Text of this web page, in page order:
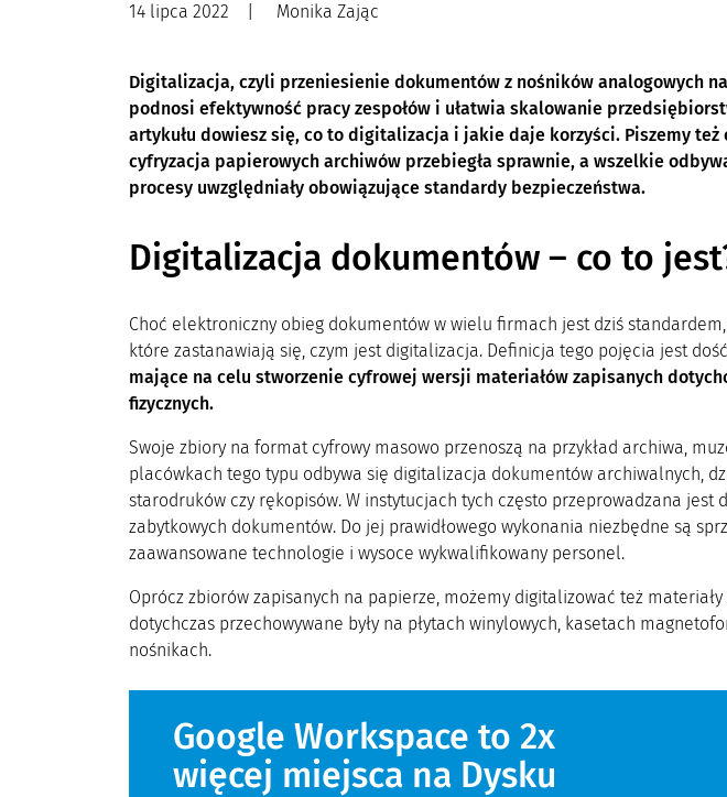
14 lipca 2022 Monika Zając
Digitalizacja, czyli przeniesienie dokumentów z nośników analogowych
podnosi efektywność pracy zespołów i ułatwia skalowanie
artykułu dowiesz się, co to digitalizacja i jakie daje korzyści. Piszemy też
cyfryzacja papierowych archiwów przebiegła sprawnie, a wszelkie
procesy uwzględniały obowiązujące standardy bezpieczeństwa.
Digitalizacja dokumentów – co to
Choć elektroniczny obieg dokumentów w wielu firmach jest dziś
które zastanawiają się, czym jest digitalizacja. Definicja tego pojęcia jest
mające na celu stworzenie cyfrowej wersji materiałów zapisanych
fizycznych.
Swoje zbiory na format cyfrowy masowo przenoszą na przykład archiwa,
placówkach tego typu odbywa się digitalizacja dokumentów archiwalnych,
starodruków czy rękopisów. W instytucjach tych często przeprowadzana jest
zabytkowych dokumentów. Do jej prawidłowego wykonania niezbędne są
zaawansowane technologie i wysoce wykwalifikowany personel.
Oprócz zbiorów zapisanych na papierze, możemy digitalizować też
dotychczas przechowywane były na płytach winylowych, kasetach
nośnikach.
Google Workspace to 2x
więcej miejsca na Dysku